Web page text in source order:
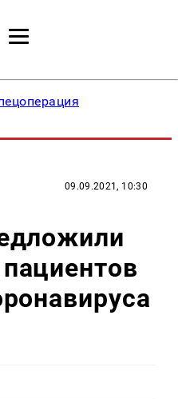
09.09.2021, 10:30